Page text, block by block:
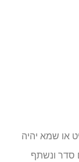
או שמא יהיה
סדר ונשתף